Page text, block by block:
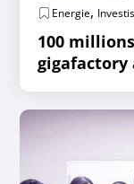
Energie,
100
gigafactory